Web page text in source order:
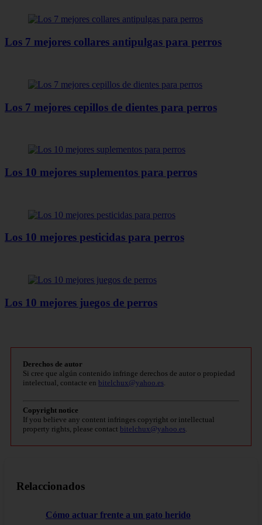
Los 7 mejores collares antipulgas para perros
Los 7 mejores cepillos de dientes para perros
Los 10 mejores suplementos para perros
Los 10 mejores pesticidas para perros
Los 10 mejores juegos de perros
Derechos de autor
Si cree que algún contenido infringe derechos de autor o propiedad
intelectual, contacte en bitelchux@yahoo.es
Copyright notice
If you believe any content infringes copyright or intellectual
property rights, please contact bitelchux@yahoo.es
Relaccionados
Cómo actuar frente a un gato herido